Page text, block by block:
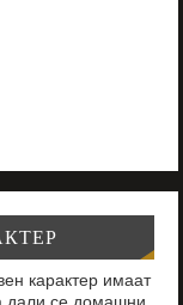
карактер имаат